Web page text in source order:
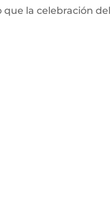
la celebración